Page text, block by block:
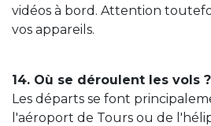
vidéos à bord. Attention
vos appareils.
14. Où se déroulent les vols ?
Les départs se font
l'aéroport de Tours ou de